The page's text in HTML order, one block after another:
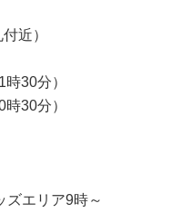
近）
30分）
30分）
エリア9時～